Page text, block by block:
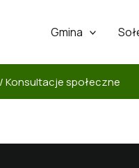
Gmina
/Konsultacje społeczne